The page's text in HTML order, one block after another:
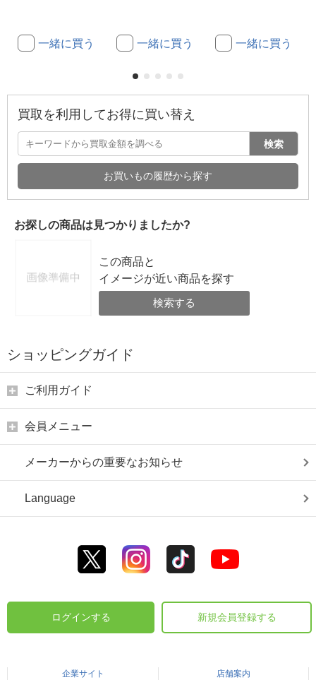
一緒に買う 一緒に買う 一緒に買う
買取を利用してお得に買い替え
検索
お買いもの履歴から探す
お探しの商品は見つかりましたか?
この商品と
イメージが近い商品を探す
検索する
ショッピングガイド
ご利用ガイド
会員メニュー
メーカーからの重要なお知らせ
Language
ログインする 新規会員登録する
企業サイト 店舗案内